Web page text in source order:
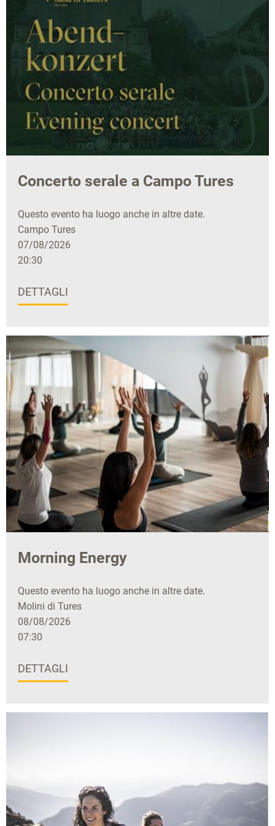
Concerto serale a Campo Tures
Questo evento ha luogo anche in altre date.
Campo Tures
07/08/2026
20:30
DETTAGLI
Morning Energy
Questo evento ha luogo anche in altre date.
Molini di Tures
08/08/2026
07:30
DETTAGLI